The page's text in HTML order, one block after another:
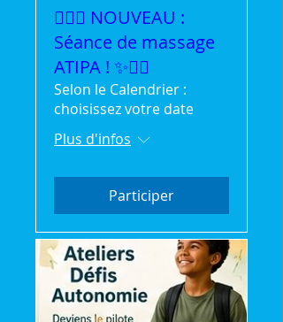
💆‍♀️✨ NOUVEAU :
Séance de massage
ATIPA ! ✨💆‍♂️
Selon le Calendrier :
choisissez votre date
Plus d'infos
Participer